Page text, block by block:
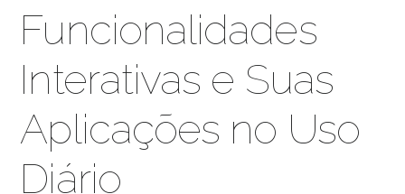
Funcionalidades
Interativas e Suas
Aplicações no Uso
Diário